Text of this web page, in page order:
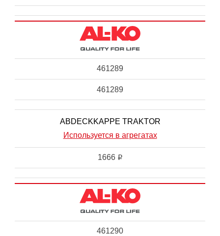
461289
461289
ABDECKKAPPE TRAKTOR
Используется в агрегатах
1666 i
461290